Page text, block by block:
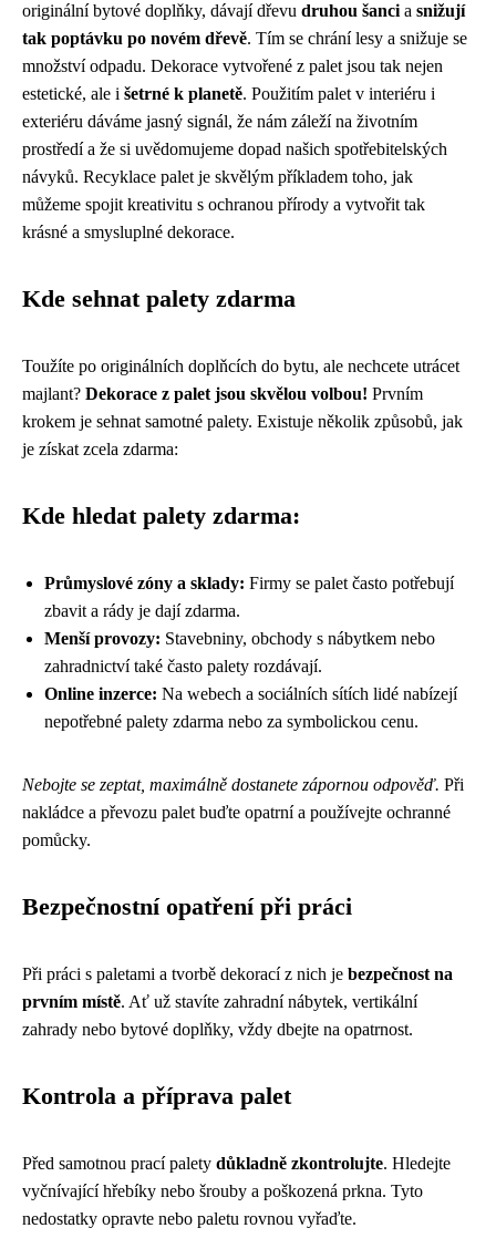
originální bytové doplňky, dávají dřevu druhou šanci a snižují
tak poptávku po novém dřevě. Tím se chrání lesy a snižuje se
množství odpadu. Dekorace vytvořené z palet jsou tak nejen
estetické, ale i šetrné k planetě. Použitím palet v interiéru i
exteriéru dáváme jasný signál, že nám záleží na životním
prostředí a že si uvědomujeme dopad našich spotřebitelských
návyků. Recyklace palet je skvělým příkladem toho, jak
můžeme spojit kreativitu s ochranou přírody a vytvořit tak
krásné a smysluplné dekorace.
Kde sehnat palety zdarma
Toužíte po originálních doplňcích do bytu, ale nechcete utrácet
majlant? Dekorace z palet jsou skvělou volbou! Prvním
krokem je sehnat samotné palety. Existuje několik způsobů, jak
je získat zcela zdarma:
Kde hledat palety zdarma:
Průmyslové zóny a sklady: Firmy se palet často potřebují
zbavit a rády je dají zdarma.
Menší provozy: Stavebniny, obchody s nábytkem nebo
zahradnictví také často palety rozdávají.
Online inzerce: Na webech a sociálních sítích lidé nabízejí
nepotřebné palety zdarma nebo za symbolickou cenu.
Nebojte se zeptat, maximálně dostanete zápornou odpověď. Při
nakládce a převozu palet buďte opatrní a používejte ochranné
pomůcky.
Bezpečnostní opatření při práci
Při práci s paletami a tvorbě dekorací z nich je bezpečnost na
prvním místě. Ať už stavíte zahradní nábytek, vertikální
zahrady nebo bytové doplňky, vždy dbejte na opatrnost.
Kontrola a příprava palet
Před samotnou prací palety důkladně zkontrolujte. Hledejte
vyčnívající hřebíky nebo šrouby a poškozená prkna. Tyto
nedostatky opravte nebo paletu rovnou vyřaďte.